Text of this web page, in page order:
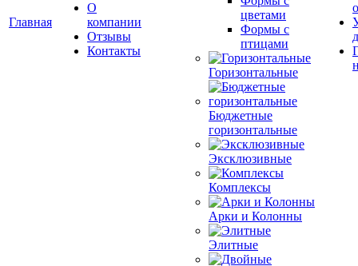
Главная
О
компании
Отзывы
Контакты
цветами
Формы с
птицами
Горизонтальные
Бюджетные
горизонтальные
Эксклюзивные
Комплексы
Арки и Колонны
Элитные